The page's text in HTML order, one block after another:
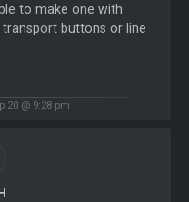
to make one with
buttons or line
20 @ 9:28 pm